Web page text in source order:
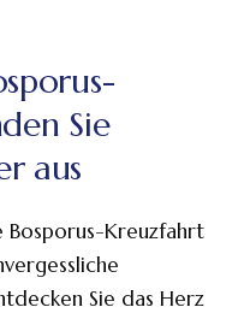
Sie
aus
Bosporus-Kreuzfahrt
Sie das Herz